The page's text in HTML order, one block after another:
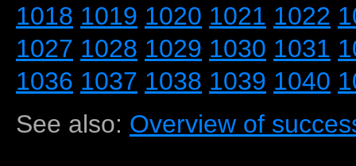
1018 1019 1020 1021 1022
1027 1028 1029 1030 1031
1036 1037 1038 1039 1040
See also: Overview of